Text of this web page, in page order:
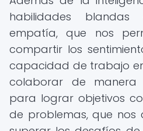
habilidades
empatía, que nos
compartir los
capacidad de trabajo
colaborar de
para lograr objetivos
de problemas, que